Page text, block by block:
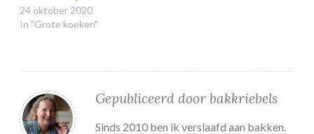
24 oktober 2020
In "Grote koeken"
Gepubliceerd door bakkriebels
Sinds 2010 ben ik verslaafd aan bakken.